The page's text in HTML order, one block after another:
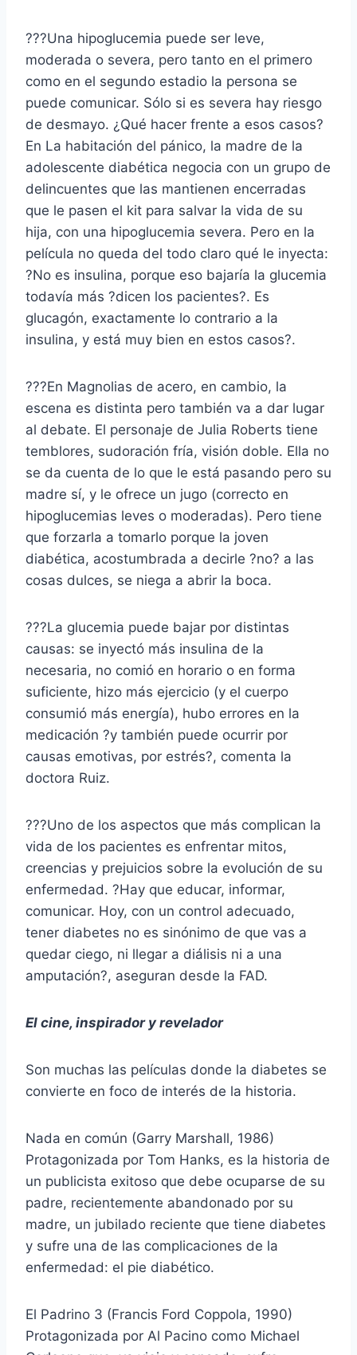
???Una hipoglucemia puede ser leve,
moderada o severa, pero tanto en el primero
como en el segundo estadio la persona se
puede comunicar. Sólo si es severa hay riesgo
de desmayo. ¿Qué hacer frente a esos casos?
En La habitación del pánico, la madre de la
adolescente diabética negocia con un grupo de
delincuentes que las mantienen encerradas
que le pasen el kit para salvar la vida de su
hija, con una hipoglucemia severa. Pero en la
película no queda del todo claro qué le inyecta:
?No es insulina, porque eso bajaría la glucemia
todavía más ?dicen los pacientes?. Es
glucagón, exactamente lo contrario a la
insulina, y está muy bien en estos casos?.
???En Magnolias de acero, en cambio, la
escena es distinta pero también va a dar lugar
al debate. El personaje de Julia Roberts tiene
temblores, sudoración fría, visión doble. Ella no
se da cuenta de lo que le está pasando pero su
madre sí, y le ofrece un jugo (correcto en
hipoglucemias leves o moderadas). Pero tiene
que forzarla a tomarlo porque la joven
diabética, acostumbrada a decirle ?no? a las
cosas dulces, se niega a abrir la boca.
???La glucemia puede bajar por distintas
causas: se inyectó más insulina de la
necesaria, no comió en horario o en forma
suficiente, hizo más ejercicio (y el cuerpo
consumió más energía), hubo errores en la
medicación ?y también puede ocurrir por
causas emotivas, por estrés?, comenta la
doctora Ruiz.
???Uno de los aspectos que más complican la
vida de los pacientes es enfrentar mitos,
creencias y prejuicios sobre la evolución de su
enfermedad. ?Hay que educar, informar,
comunicar. Hoy, con un control adecuado,
tener diabetes no es sinónimo de que vas a
quedar ciego, ni llegar a diálisis ni a una
amputación?, aseguran desde la FAD.
El cine, inspirador y revelador
Son muchas las películas donde la diabetes se
convierte en foco de interés de la historia.
Nada en común (Garry Marshall, 1986)
Protagonizada por Tom Hanks, es la historia de
un publicista exitoso que debe ocuparse de su
padre, recientemente abandonado por su
madre, un jubilado reciente que tiene diabetes
y sufre una de las complicaciones de la
enfermedad: el pie diabético.
El Padrino 3 (Francis Ford Coppola, 1990)
Protagonizada por Al Pacino como Michael